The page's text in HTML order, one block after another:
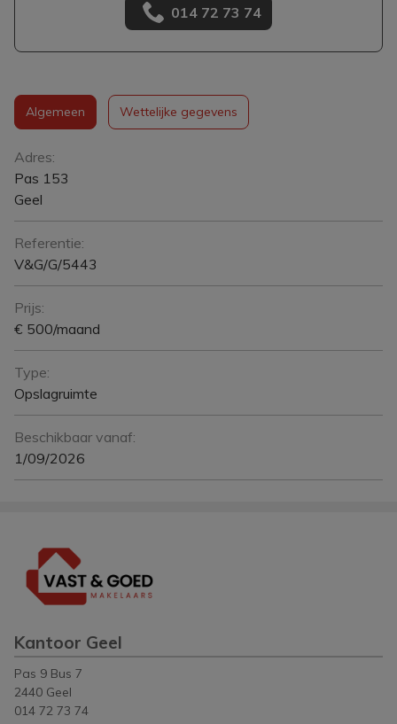
014 72 73 74
Algemeen Wettelijke gegevens
Algemeen
Adres:
Pas 153
Geel
Referentie:
V&G/G/5443
Prijs:
€ 500/maand
Type:
Opslagruimte
Beschikbaar vanaf:
1/09/2026
Kantoor Geel
Pas 9 Bus 7
2440 Geel
014 72 73 74